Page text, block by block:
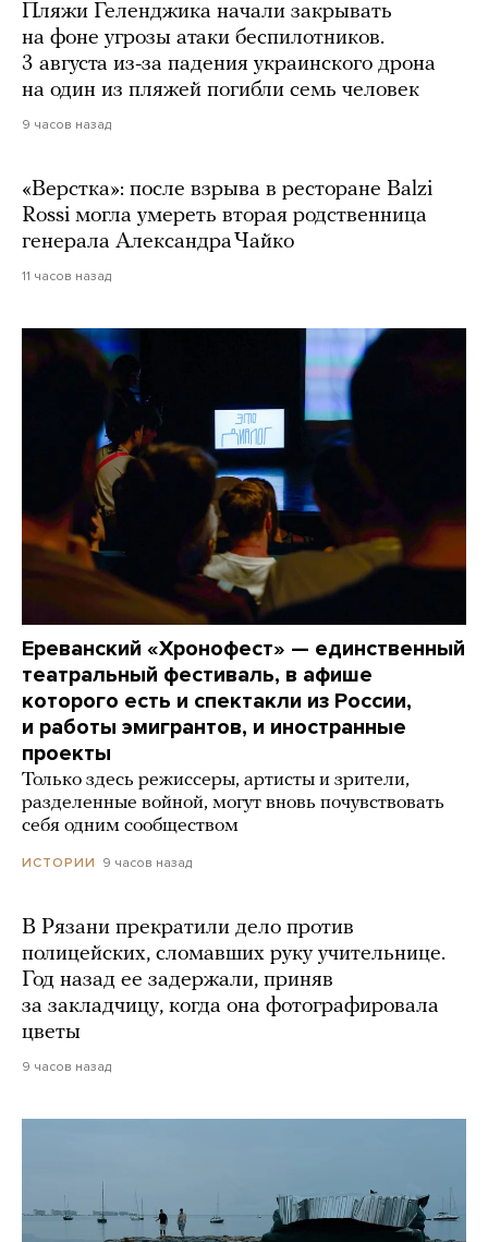
Пляжи Геленджика начали закрывать
на фоне угрозы атаки беспилотников.
3 августа из-за падения украинского дрона
на один из пляжей погибли семь человек
9 часов назад
«Верстка»: после взрыва в ресторане Balzi
Rossi могла умереть вторая родственница
генерала Александра Чайко
11 часов назад
Ереванский «Хронофест» — единственный
театральный фестиваль, в афише
которого есть и спектакли из России,
и работы эмигрантов, и иностранные
проекты
Только здесь режиссеры, артисты и зрители,
разделенные войной, могут вновь почувствовать
себя одним сообществом
ИСТОРИИ 9 часов назад
В Рязани прекратили дело против
полицейских, сломавших руку учительнице.
Год назад ее задержали, приняв
за закладчицу, когда она фотографировала
цветы
9 часов назад